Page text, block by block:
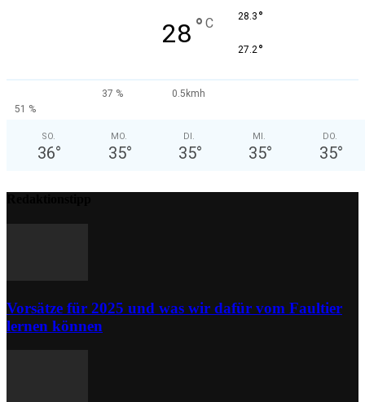
28 ° C 28.3 °
27.2°
37 %
0.5kmh
51 %
SO.
36°
MO.
35°
DI.
35°
MI.
35°
DO.
35°
Vorsätze für 2025 und was wir dafür vom Faultier
lernen können